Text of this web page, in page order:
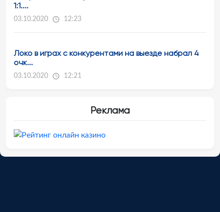
1:1....
03.10.2020 12:23
Локо в играх с конкурентами на выезде набрал 4
очк...
03.10.2020 12:21
Реклама